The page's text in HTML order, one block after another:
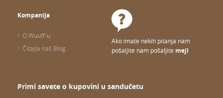
Kompanija
O Wuuff-u
Čitajte naš Blog
Ako imate nekih pitanja nam
pošaljite nam pošaljite mejl
Primi savete o kupovini u sandučetu